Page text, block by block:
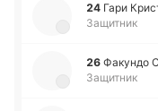
24 Гари
Защитник
26 Фа­ку­ндо
Защитник